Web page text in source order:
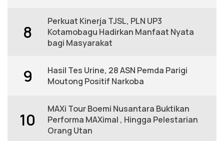
8
Perkuat Kinerja TJSL, PLN UP3
Kotamobagu Hadirkan Manfaat Nyata
bagi Masyarakat
9
Hasil Tes Urine, 28 ASN Pemda Parigi
Moutong Positif Narkoba
10
MAXi Tour Boemi Nusantara Buktikan
Performa MAXimal , Hingga Pelestarian
Orang Utan